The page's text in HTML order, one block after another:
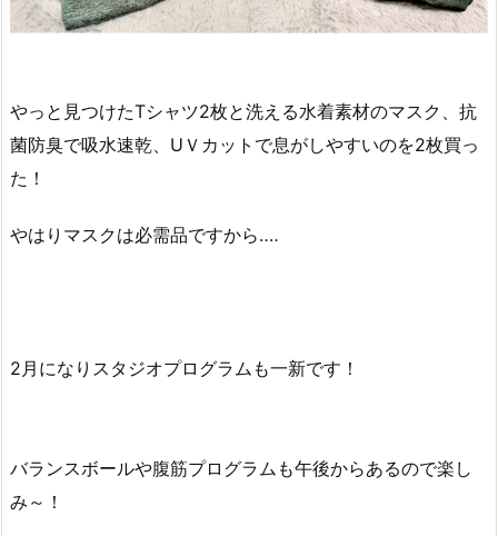
やっと見つけたTシャツ2枚と洗える水着素材のマスク、抗
菌防臭で吸水速乾、UＶカットで息がしやすいのを2枚買っ
た！
やはりマスクは必需品ですから‥‥
2月になりスタジオプログラムも一新です！
バランスボールや腹筋プログラムも午後からあるので楽し
み～！